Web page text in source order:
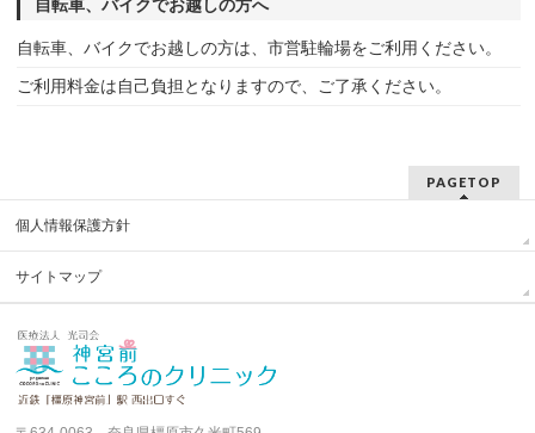
自転車、バイクでお越しの方へ
自転車、バイクでお越しの方は、市営駐輪場をご利用ください。
ご利用料金は自己負担となりますので、ご了承ください。
PAGETOP
個人情報保護方針
サイトマップ